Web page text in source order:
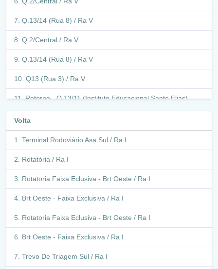
Q.13/14 (Rua 8) / Ra V
Q.2/Central / Ra V
Q.13/14 (Rua 8) / Ra V
Q13 (Rua 3) / Ra V
Retorno - Q.13/11 (Instituto Educacional Santo Elias)
(Rua 3) / Ra V
Retorno - Q 13 / 11 (Cilsob) (Rua 3) / Ra V
Q13/11 (Rua 3) / Ra V
Q 11 (Rua 3) / Ra V
Q 11 / 12(Rua 4) / Ra V
Q.10/11 (Rua 2) / Ra V
Retorno / Ra V
Q.10/11 (Rua 2) / Ra V
Q.10/8 / Ra V
Volta
Terminal Rodoviário Asa Sul / Ra I
Rotatória / Ra I
Rotatoria Faixa Eclusiva - Brt Oeste / Ra I
Brt Oeste - Faixa Exclusiva / Ra I
Rotatoria Faixa Eclusiva - Brt Oeste / Ra I
Brt Oeste - Faixa Exclusiva / Ra I
Trevo De Triagem Sul / Ra I